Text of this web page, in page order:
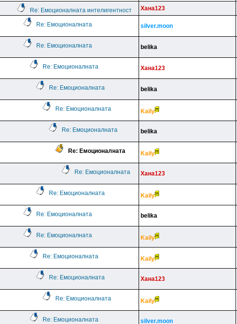
Re: Емоционалната интелигентност Xaнa123
Re: Емоционалната
silver.moon
Re: Емоционалната
belika
Re: Емоционалната
Xaнa123
Re: Емоционалната
belika
Re: Емоционалната
Kaily
Re: Емоционалната
belika
Re: Емоционалната
Kaily
Re: Емоционалната
Xaнa123
Re: Емоционалната
Kaily
Re: Емоционалната
belika
Re: Емоционалната
Kaily
Re: Емоционалната
Kaily
Re: Емоционалната
Xaнa123
Re: Емоционалната
Kaily
Re: Емоционалната
silver.moon